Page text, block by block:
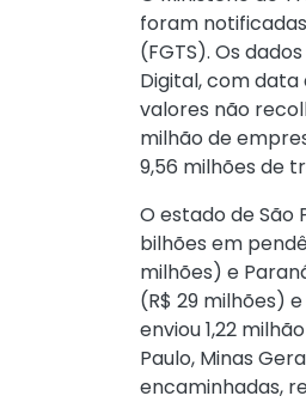
foram
(FGTS). Os
Digital, com data
valores não
milhão de
9,56 milhões de
O estado de São
bilhões em
milhões) e
(R$ 29 milhões)
enviou 1,22
Paulo, Minas
encaminhadas,